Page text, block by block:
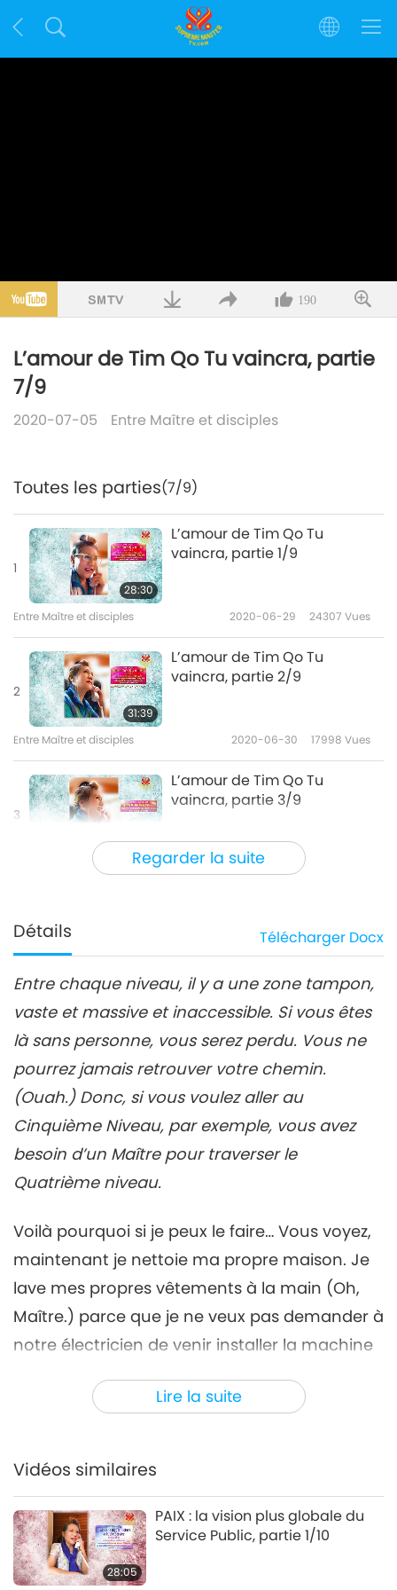
190
L’amour de Tim Qo Tu vaincra, partie
7/9
2020-07-05 Entre Maître et disciples
Regarder la suite
Toutes les parties(7/9)
1
28:30
L’amour de Tim Qo Tu
vaincra, partie 1/9
Entre Maître et disciples 2020-06-29 24307 Vues
2
31:39
L’amour de Tim Qo Tu
vaincra, partie 2/9
Entre Maître et disciples 2020-06-30 17998 Vues
3
L’amour de Tim Qo Tu
vaincra, partie 3/9
Entre Maître et disciples 2020-07-01
4
29:10
Entre Maître et disciples 2020-07-02 15875Vues
5
vaincra, partie 5/9
Entre Maître et disciples
6
L’amour de Tim Qo Tu
Entre Maître et disciples 2020-07-04 12615Vues
31:15
L’amour de Tim Qo Tu
vaincra, partie 7/9
L’amour de Tim Qo Tu
vaincra, partie 8/9
Entre Maître et disciples
9
29:57
L’amour de Tim Qo Tu
vaincra, partie 9/9
Détails Télécharger Docx
Lire la suite
Entre chaque niveau, il y a une zone tampon,
vaste et massive et inaccessible. Si vous êtes
là sans personne, vous serez perdu. Vous ne
pourrez jamais retrouver votre chemin.
(Ouah.) Donc, si vous voulez aller au
Cinquième Niveau, par exemple, vous avez
besoin d’un Maître pour traverser le
Quatrième niveau.
Voilà pourquoi si je peux le faire… Vous voyez,
maintenant je nettoie ma propre maison. Je
lave mes propres vêtements à la main (Oh,
Maître.) parce que je ne veux pas demander à
notre électricien de venir installer la machine
demander. Deuxièmement, je suis en retraite ;
et perturbe mon énergie. Même si on apporte
la mettre loin devant la porte, quelque
chose comme ça. Parfois, ils l’apportent tout
près, c'est une situation particulière. Mais la
Vidéos similaires
28:05
PAIX : la vision plus globale du
Service Public, partie 1/10